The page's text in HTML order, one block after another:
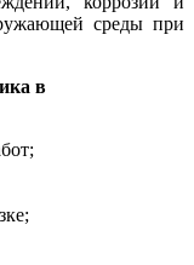
среды при
в